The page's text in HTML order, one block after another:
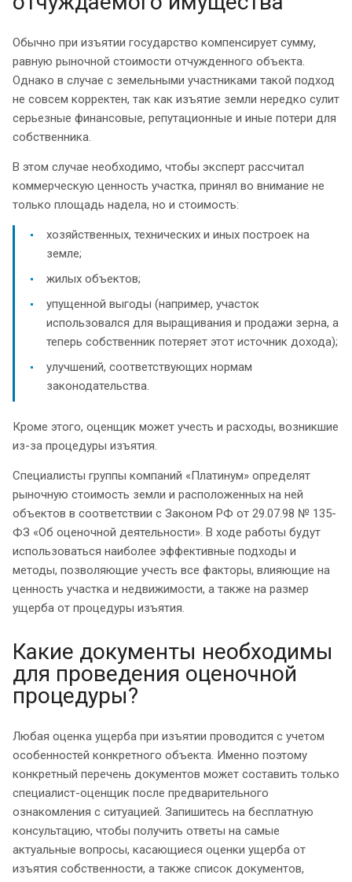
Обычно при изъятии государство компенсирует сумму,
равную рыночной стоимости отчужденного объекта.
Однако в случае с земельными участниками такой подход
не совсем корректен, так как изъятие земли нередко сулит
серьезные финансовые, репутационные и иные потери для
собственника.
В этом случае необходимо, чтобы эксперт рассчитал
коммерческую ценность участка, принял во внимание не
только площадь надела, но и стоимость:
хозяйственных, технических и иных построек на
земле;
жилых объектов;
упущенной выгоды (например, участок
использовался для выращивания и продажи зерна, а
теперь собственник потеряет этот источник дохода);
улучшений, соответствующих нормам
законодательства.
Кроме этого, оценщик может учесть и расходы, возникшие
из-за процедуры изъятия.
Специалисты группы компаний «Платинум» определят
рыночную стоимость земли и расположенных на ней
объектов в соответствии с Законом РФ от 29.07.98 № 135-
ФЗ «Об оценочной деятельности». В ходе работы будут
использоваться наиболее эффективные подходы и
методы, позволяющие учесть все факторы, влияющие на
ценность участка и недвижимости, а также на размер
ущерба от процедуры изъятия.
Какие документы необходимы
для проведения оценочной
процедуры?
Любая оценка ущерба при изъятии проводится с учетом
особенностей конкретного объекта. Именно поэтому
конкретный перечень документов может составить только
специалист-оценщик после предварительного
ознакомления с ситуацией. Запишитесь на бесплатную
консультацию, чтобы получить ответы на самые
актуальные вопросы, касающиеся оценки ущерба от
изъятия собственности, а также список документов,